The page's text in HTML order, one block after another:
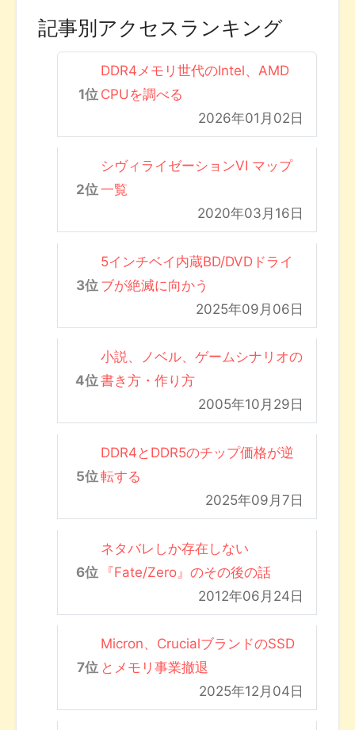
記事別アクセスランキング
DDR4メモリ世代のIntel、AMD
CPUを調べる
2026年01月02日
シヴィライゼーションVI マップ
一覧
2020年03月16日
5インチベイ内蔵BD/DVDドライ
ブが絶滅に向かう
2025年09月06日
小説、ノベル、ゲームシナリオの
書き方・作り方
2005年10月29日
DDR4とDDR5のチップ価格が逆
転する
2025年09月7日
ネタバレしか存在しない
『Fate/Zero』のその後の話
2012年06月24日
Micron、CrucialブランドのSSD
とメモリ事業撤退
2025年12月04日